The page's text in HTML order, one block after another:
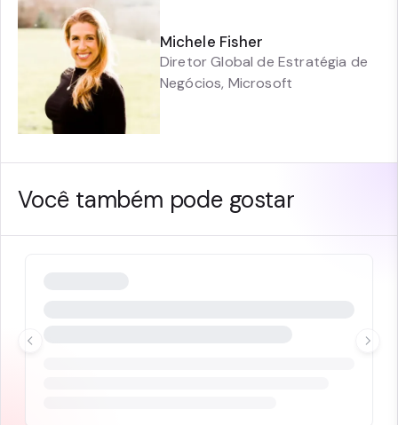
Michele Fisher
Diretor Global de Estratégia de
Negócios, Microsoft
Você também pode gostar